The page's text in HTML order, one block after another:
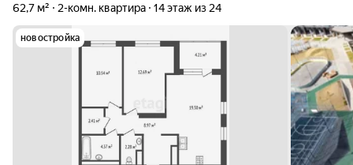
62,7 м² 2-комн. квартира 14 этаж из 24
новостройка